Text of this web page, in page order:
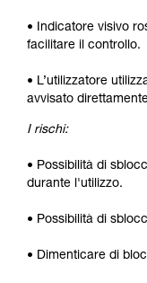
• Indicatore visivo
facilitare il controllo.
• L’utilizzatore
avvisato
I rischi:
• Possibilità di
durante l'utilizzo.
• Possibilità di
• Dimenticare di